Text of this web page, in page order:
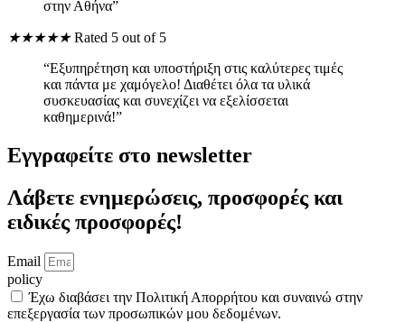
στην Αθήνα”
★★★★★ Rated 5 out of 5
“Εξυπηρέτηση και υποστήριξη στις καλύτερες τιμές
και πάντα με χαμόγελο! Διαθέτει όλα τα υλικά
συσκευασίας και συνεχίζει να εξελίσσεται
καθημερινά!”
Εγγραφείτε στο newsletter
Λάβετε ενημερώσεις, προσφορές και
ειδικές προσφορές!
Email
policy
Έχω διαβάσει την Πολιτική Απορρήτου και συναινώ στην
επεξεργασία των προσωπικών μου δεδομένων.